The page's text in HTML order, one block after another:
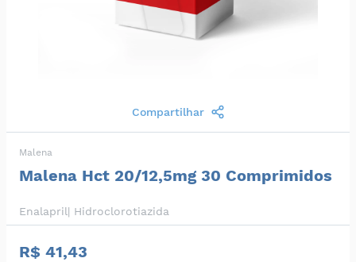
Compartilhar
Malena
Malena Hct 20/12,5mg 30 Comprimidos
Enalapril| Hidroclorotiazida
R$ 41,43